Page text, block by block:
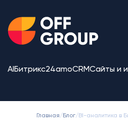
AI Битрикс24amoCRMСайты и
Главная/ Блог/ BI-аналитика в